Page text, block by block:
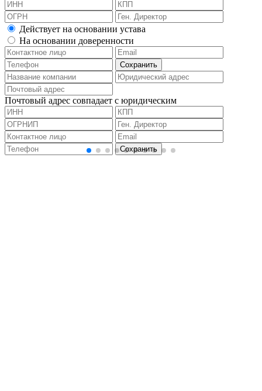
Действует на основании устава
На основании доверенности
Почтовый адрес совпадает с юридическим